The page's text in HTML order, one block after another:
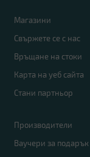
Магазини
Свържете се с нас
Връщане на стоки
Карта на уеб сайта
Стани партньор
Производители
Ваучери за подарък